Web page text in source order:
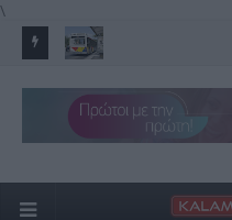
\
αλλάζουν οι
FEATURED